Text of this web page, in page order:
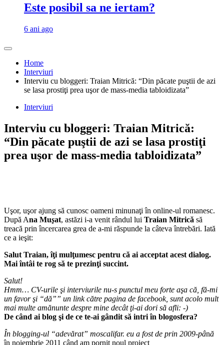
Este posibil sa ne iertam?
6 ani ago
Home
Interviuri
Interviu cu bloggeri: Traian Mitrică: “Din păcate puştii de azi
se lasa prostiţi prea uşor de mass-media tabloidizata”
Interviuri
Interviu cu bloggeri: Traian Mitrică:
“Din păcate puştii de azi se lasa prostiţi
prea uşor de mass-media tabloidizata”
Uşor, uşor ajung să cunosc oameni minunaţi în online-ul romanesc.
După Ana Muşat, astăzi i-a venit rândul lui Traian Mitrică să
treacă prin încercarea grea de a-mi răspunde la câteva întrebări. Iată
ce a ieşit:
Salut Traian, îţi mulţumesc pentru că ai acceptat acest dialog.
Mai întâi te rog să te prezinţi succint.
Salut!
Hmm… CV-urile şi interviurile nu-s punctul meu forte aşa că, fă-mi
un favor şi “dă”” un link către pagina de facebook, sunt acolo mult
mai multe amănunte despre mine decât ţi-ai dori să afli: -)
De când ai blog şi de ce te-ai gândit să intri în blogosfera?
În blogging-ul “adevărat” moscalifar. eu a fost de prin 2009-până
în noiembrie 2011 când am pornit noul proiect